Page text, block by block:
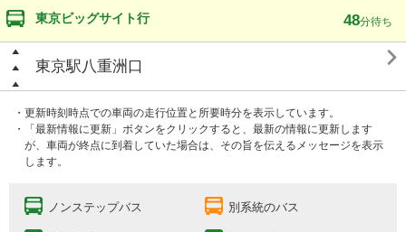
東京ビッグサイト行 48分待ち
東京駅八重洲口 
・更新時刻時点での車両の走行位置と所要時分を表示しています。
・「最新情報に更新」ボタンをクリックすると、最新の情報に更新します
が、車両が終点に到着していた場合は、その旨を伝えるメッセージを表示
します。
ノンステップバス 別系統のバス